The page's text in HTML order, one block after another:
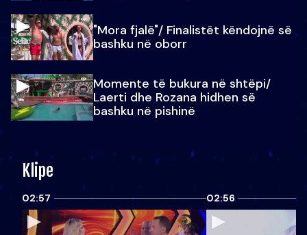
"Mora fjalë"/ Finalistët këndojnë së
bashku në oborr
Momente të bukura në shtëpi/
Laerti dhe Rozana hidhen së
bashku në pishinë
Klipe
02:57 02:56